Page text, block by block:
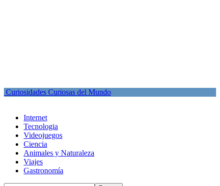
Curiosidades Curiosas del Mundo
Internet
Tecnologia
Videojuegos
Ciencia
Animales y Naturaleza
Viajes
Gastronomía